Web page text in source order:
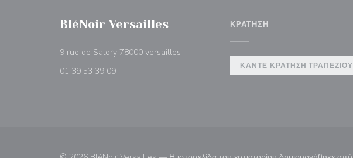
BléNoir Versailles
9 rue de Satory 78000 versailles
01 39 53 39 09
ΚΡΆΤΗΣΗ
ΚΆΝΤΕ ΚΡΆΤΗΣΗ ΤΡΑΠΕΖΙΟΎ